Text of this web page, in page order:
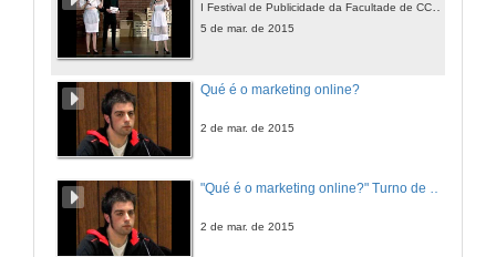
5 de mar. de 2015
Qué é o marketing online?
2 de mar. de 2015
"Qué é o marketing online?" Turno de preguntas
2 de mar. de 2015